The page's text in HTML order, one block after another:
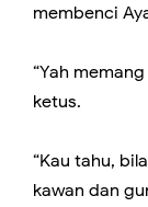
membenci
“Yah
ketus.
“Kau tahu,
kawan dan